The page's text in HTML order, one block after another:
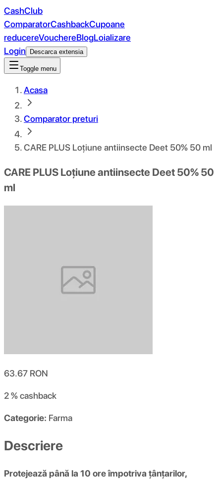
CashClub
ComparatorCashbackCupoane
reducereVouchereBlogLoializare
Login
Descarca extensia
Toggle menu
Acasa
Comparator preturi
CARE PLUS Loțiune antiinsecte Deet 50% 50 ml
CARE PLUS Loțiune antiinsecte Deet 50% 50
ml
63.67 RON
2 %cashback
Categorie: Farma
Descriere
Protejează până la 10 ore împotriva țânțarilor,